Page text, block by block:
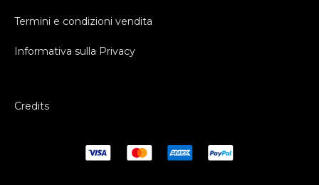
Termini e condizioni vendita
Informativa sulla Privacy
Credits